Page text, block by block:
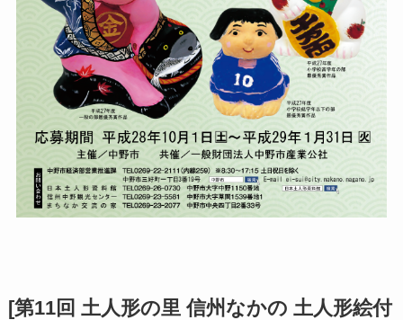
[第11回 土人形の里 信州なかの 土人形絵付